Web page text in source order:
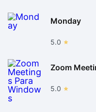
Monday
5.0
Zoom
5.0